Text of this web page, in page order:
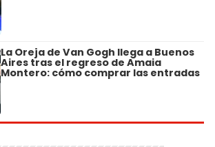
La Oreja de Van Gogh llega a Buenos
Aires tras el regreso de Amaia
Montero: cómo comprar las entradas